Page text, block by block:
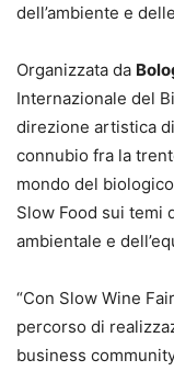
dell’ambiente e
Organizzata da
Internazionale del
direzione artistica di
connubio fra la
mondo del
Slow Food sui temi
ambientale e
“Con Slow Wine
percorso di
business